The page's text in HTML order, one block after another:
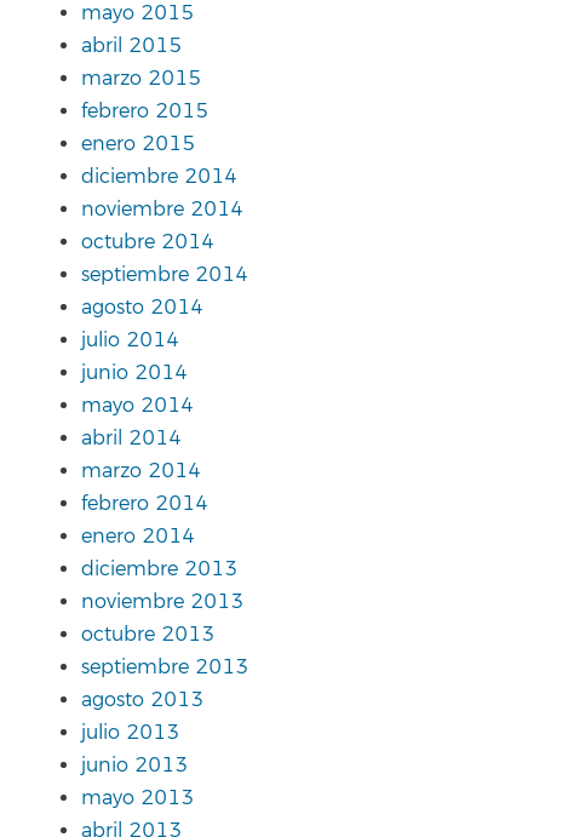
mayo 2015
abril 2015
marzo 2015
febrero 2015
enero 2015
diciembre 2014
noviembre 2014
octubre 2014
septiembre 2014
agosto 2014
julio 2014
junio 2014
mayo 2014
abril 2014
marzo 2014
febrero 2014
enero 2014
diciembre 2013
noviembre 2013
octubre 2013
septiembre 2013
agosto 2013
julio 2013
junio 2013
mayo 2013
abril 2013